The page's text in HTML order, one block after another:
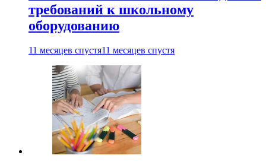
требований к школьному
оборудованию
11 месяцев спустя11 месяцев спустя